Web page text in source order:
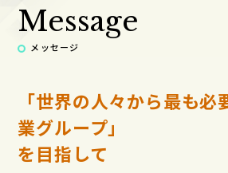
Message
メッセージ
「世界の人々から最も
業グループ」
を目指して